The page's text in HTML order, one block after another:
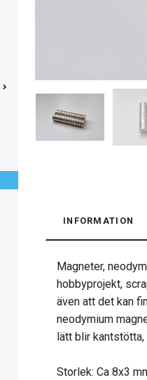
INFORMATION
Magneter,
hobbyprojekt,
även att det kan
neodymium
lätt blir kantstötta,
Storlek: Ca 8x3